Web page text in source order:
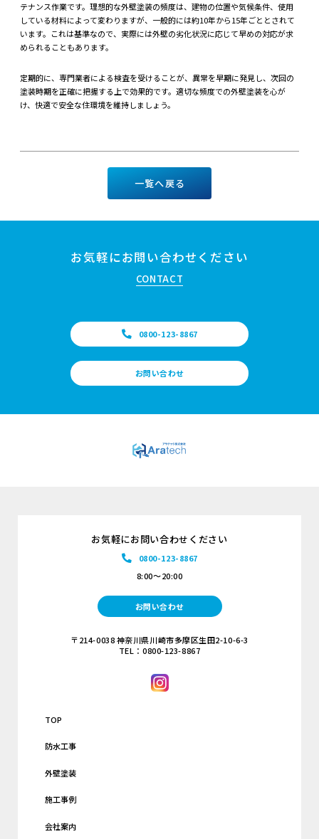
テナンス作業です。理想的な外壁塗装の頻度は、建物の位置や気候条件、使用
している材料によって変わりますが、一般的には約10年から15年ごととされて
います。これは基準なので、実際には外壁の劣化状況に応じて早めの対応が求
められることもあります。
定期的に、専門業者による検査を受けることが、異常を早期に発見し、次回の
塗装時期を正確に把握する上で効果的です。適切な頻度での外壁塗装を心が
け、快適で安全な住環境を維持しましょう。
一覧へ戻る
お気軽にお問い合わせください
CONTACT
0800-123-8867
お問い合わせ
お気軽にお問い合わせください
0800-123-8867
8:00～20:00
お問い合わせ
〒214-0038 神奈川県川崎市多摩区生田2-10-6-3
TEL：0800-123-8867
TOP
防水工事
外壁塗装
施工事例
会社案内